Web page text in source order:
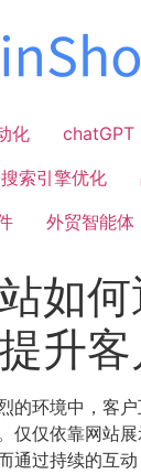
化
chatGPT
索引擎优化
外贸智能体
如
升客
的环境中，客
仅仅依靠网站
通过持续的互